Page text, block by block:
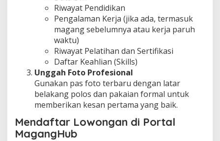
Riwayat Pendidikan
Pengalaman Kerja (jika ada, termasuk
magang sebelumnya atau kerja paruh
waktu)
Riwayat Pelatihan dan Sertifikasi
Daftar Keahlian (Skills)
Unggah Foto Profesional
Gunakan pas foto terbaru dengan latar
belakang polos dan pakaian formal untuk
memberikan kesan pertama yang baik.
Mendaftar Lowongan di Portal
MagangHub